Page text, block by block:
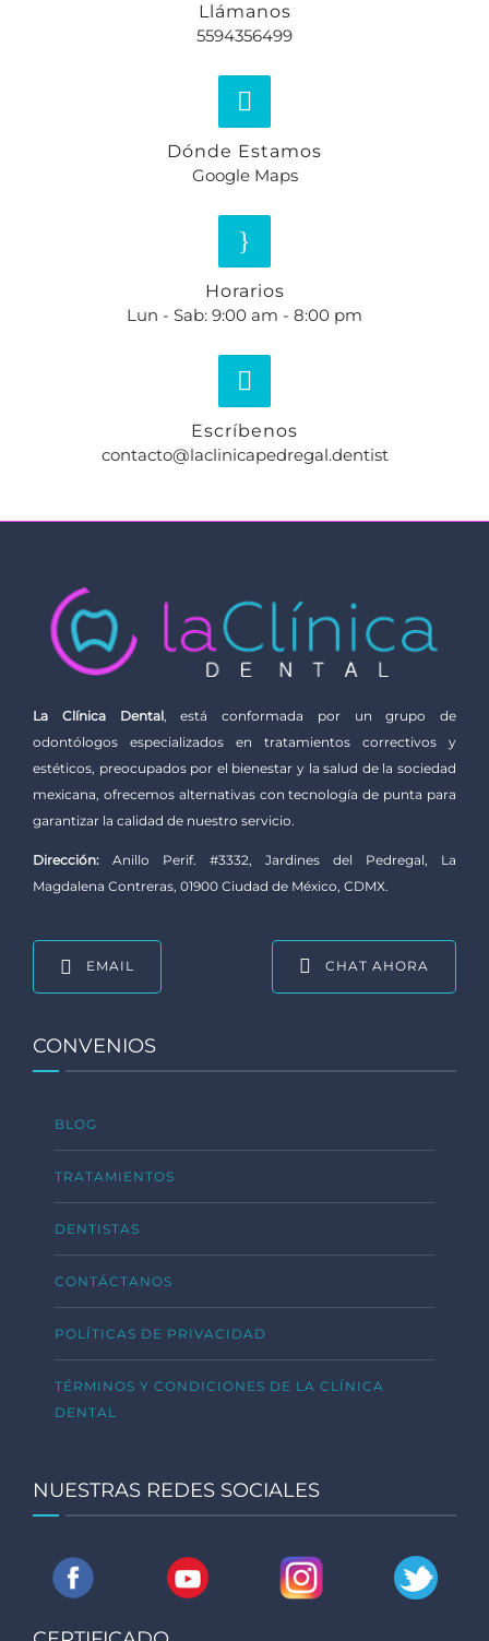
Llámanos
5594356499
Dónde Estamos
Google Maps
Horarios
Lun - Sab: 9:00 am - 8:00 pm
Escríbenos
contacto@laclinicapedregal.dentist
La Clínica Dental, está conformada por un grupo de
odontólogos especializados en tratamientos correctivos y
estéticos, preocupados por el bienestar y la salud de la sociedad
mexicana, ofrecemos alternativas con tecnología de punta para
garantizar la calidad de nuestro servicio.
Dirección: Anillo Perif. #3332, Jardines del Pedregal, La
Magdalena Contreras, 01900 Ciudad de México, CDMX.
EMAIL CHAT AHORA
CONVENIOS
BLOG
TRATAMIENTOS
DENTISTAS
CONTÁCTANOS
POLÍTICAS DE PRIVACIDAD
TÉRMINOS Y CONDICIONES DE LA CLÍNICA
DENTAL
NUESTRAS REDES SOCIALES